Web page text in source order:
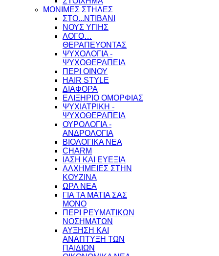
ΜΟΝΙΜΕΣ ΣΤΗΛΕΣ
ΣΤΟ...ΝΤΙΒΑΝΙ
ΝΟΥΣ ΥΓΙΗΣ
ΛΟΓΟ…
ΘΕΡΑΠΕΥΟΝΤΑΣ
ΨΥΧΟΛΟΓΙΑ -
ΨΥΧΟΘΕΡΑΠΕΙΑ
ΠΕΡΙ ΟΙΝΟΥ
HAIR STYLE
ΔΙΑΦΟΡΑ
ΕΛΙΞΗΡΙΟ ΟΜΟΡΦΙΑΣ
ΨΥΧΙΑΤΡΙΚΗ -
ΨΥΧΟΘΕΡΑΠΕΙΑ
ΟΥΡΟΛΟΓΙΑ -
ΑΝΔΡΟΛΟΓΙΑ
ΒΙΟΛΟΓΙΚΑ ΝΕΑ
CHARM
ΙΑΣΗ ΚΑΙ ΕΥΕΞΙΑ
ΑΛΧΗΜΕΙΕΣ ΣΤΗΝ
ΚΟΥΖΙΝΑ
ΩΡΛ ΝEA
ΓΙΑ ΤΑ ΜΑΤΙΑ ΣΑΣ
ΜΟΝΟ
ΠΕΡΙ ΡΕΥΜΑΤΙΚΩΝ
ΝΟΣΗΜΑΤΩΝ
ΑΥΞΗΣΗ ΚΑΙ
ΑΝΑΠΤΥΞΗ ΤΩΝ
ΠΑΙΔΙΩΝ